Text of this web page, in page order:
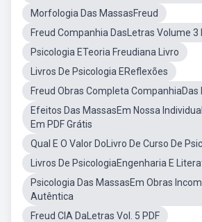
Morfologia Das MassasFreud
Freud Companhia DasLetras Volume 3
Psicologia ETeoria Freudiana Livro
Livros De Psicologia EReflexões
Freud Obras Completa CompanhiaDas
Efeitos Das MassasEm Nossa
Em PDF Grátis
Qual E O Valor DoLivro De Curso De
Livros De PsicologiaEngenharia E
Psicologia Das MassasEm Obras
Autêntica
Freud CIA DaLetras Vol. 5 PDF